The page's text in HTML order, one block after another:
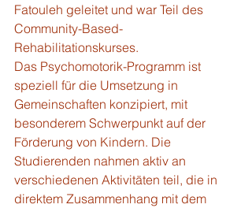
Fatouleh geleitet und war Teil des
Community-Based-
Rehabilitationskurses.
Das Psychomotorik-Programm ist
speziell für die Umsetzung in
Gemeinschaften konzipiert, mit
besonderem Schwerpunkt auf der
Förderung von Kindern. Die
Studierenden nahmen aktiv an
verschiedenen Aktivitäten teil, die in
direktem Zusammenhang mit dem